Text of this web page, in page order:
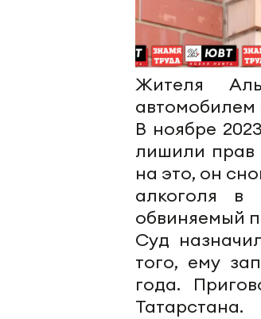
Жителя
автомобилем
В ноябре
лишили прав
на это, он
алкоголя в
обвиняемый
Суд
того, ему
года.
Татарстана.